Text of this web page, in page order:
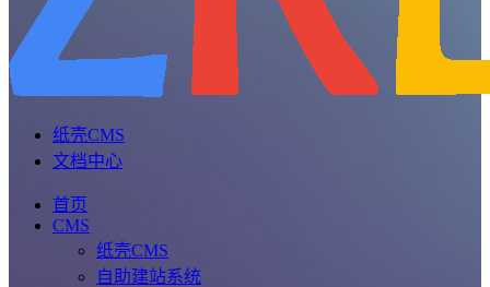
纸壳CMS
文档中心
首页
CMS
纸壳CMS
自助建站系统